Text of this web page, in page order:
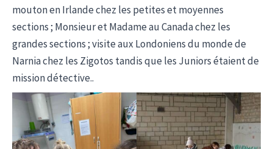
mouton en Irlande chez les petites et moyennes
sections ; Monsieur et Madame au Canada chez les
grandes sections ; visite aux Londoniens du monde de
Narnia chez les Zigotos tandis que les Juniors étaient de
mission détective..